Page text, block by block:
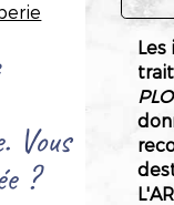
Vous
?
Les